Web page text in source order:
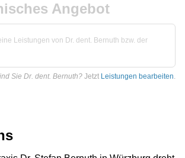
Angebot
Leistungen von Dr. dent. Bernuth bzw. der
Sie Dr. dent. Bernuth? Jetzt Leistungen bearbeiten.